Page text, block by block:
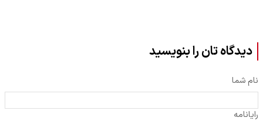
دیدگاه تان را بنویسید
نام شما
رایانامه